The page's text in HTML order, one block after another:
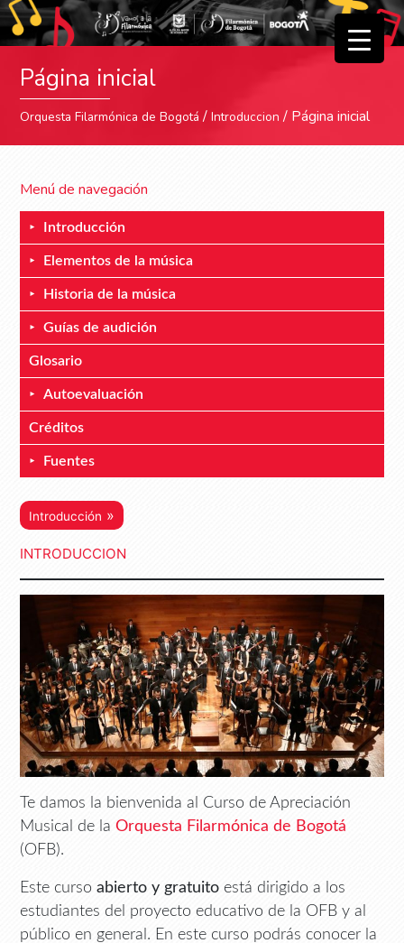
Página inicial
Orquesta Filarmónica de Bogotá /Introduccion / Página inicial
Menú de navegación
Introducción
Elementos de la música
Historia de la música
Guías de audición
Glosario
Autoevaluación
Créditos
Fuentes
Introducción »
INTRODUCCION
Te damos la bienvenida al Curso de Apreciación
Musical de laOrquesta Filarmónica de Bogotá
(OFB).
Este cursoabierto y gratuito está dirigido a los
estudiantes del proyecto educativo de la OFB y al
público en general. En este curso podrás conocer la